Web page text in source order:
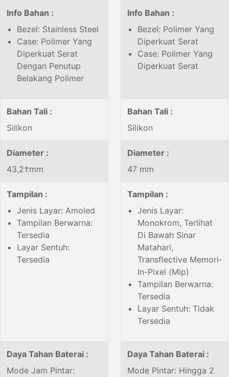
Info Bahan :
Bezel: Stainless Steel
Case: Polimer Yang
Diperkuat Serat
Dengan Penutup
Belakang Polimer
Info Bahan :
Bezel: Polimer Yang
Diperkuat Serat
Case: Polimer Yang
Diperkuat Serat
Bahan Tali :
Silikon
Bahan Tali :
Silikon
Diameter :
43,2†mm
Diameter :
47 mm
Tampilan :
Jenis Layar: Amoled
Tampilan Berwarna:
Tersedia
Layar Sentuh:
Tersedia
Tampilan :
Jenis Layar:
Monokrom, Terlihat
Di Bawah Sinar
Matahari,
Transflective Memori-
In-Pixel (Mip)
Tampilan Berwarna:
Tersedia
Layar Sentuh: Tidak
Tersedia
Daya Tahan Baterai :
Mode Jam Pintar:
Daya Tahan Baterai :
Mode Pintar: Hingga 2